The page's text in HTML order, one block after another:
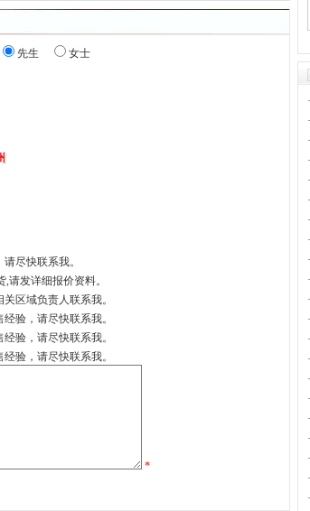
先生
女士
尽快联系我。
请发详细报价资料。
区域负责人联系我。
验，请尽快联系我。
验，请尽快联系我。
验，请尽快联系我。
*
·
·
·
·
·
·
·
·
·
·
·
·
·
·
·
·
·
·
·
·
·